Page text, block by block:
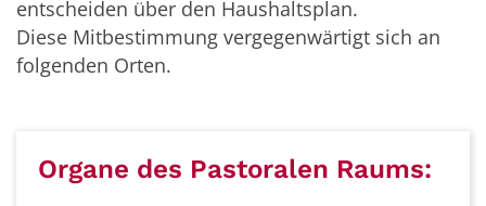
entscheiden über den Haushaltsplan.
Diese Mitbestimmung vergegenwärtigt sich an
folgenden Orten.
Organe des Pastoralen Raums: